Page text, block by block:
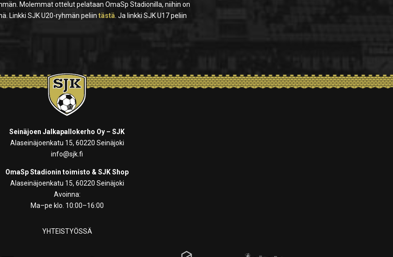
Molemmat ottelut pelataan OmaSp Stadionilla, niihin on
Linkki SJK U20-ryhmän peliin tästä . Ja linkki SJK U17 peliin
Seinäjoen Jalkapallokerho Oy – SJK
Alaseinäjoenkatu 15, 60220 Seinäjoki
info@sjk.fi
OmaSp Stadionin toimisto & SJK Shop
Alaseinäjoenkatu 15, 60220 Seinäjoki
Avoinna:
Ma–pe klo. 10:00–16:00
YHTEISTYÖSSÄ